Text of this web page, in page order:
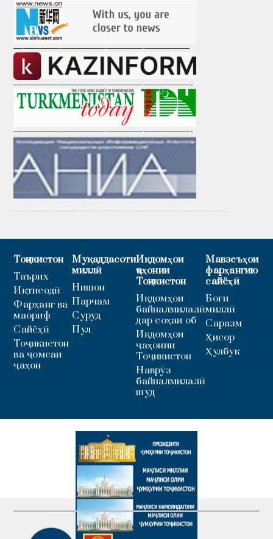
———————————————————
———————————————————-
———————————————————-
Тоҷикистон
Таърих
Иқтисодӣ
Фарҳанг ва
маориф
Сайёҳӣ
Тоҷикистон
ва ҷомеаи
ҷаҳон
Муқаддасоти
миллӣ
Нишон
Парчам
Суруд
Пул
Иқдомҳои
ҷаҳонии
Тоҷикистон
Иқдомҳои
байналмилалӣ
дар соҳаи об
Иқдомҳои
ҷаҳонии
Тоҷикистон
Наврӯз
байналмилалӣ
шуд
Мавзеъҳои
фарҳангию
сайёҳӣ
Боғи
миллӣ
Саразм
Ҳисор
Ҳулбук